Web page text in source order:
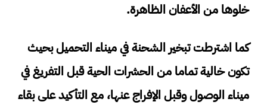
خلوها من الأعفان الظاهرة.
كما اشترطت تبخير الشحنة في ميناء التحميل بحيث
تكون خالية تماما من الحشرات الحية قبل التفريغ في
ميناء الوصول وقبل الإفراج عنها، مع التأكيد على بقاء